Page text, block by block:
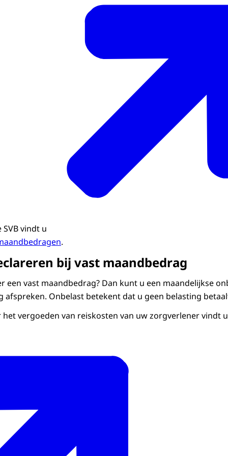
de uren naar de andere weken van de maand.
afgesproken? Dan vult u de kosten
van een declaratie kunt u deze altijd tussendoor
met de declaratie. Op die manier kunt u per dag of per
Dit ziet u op de startpagina onder de tegel 'Overzicht
u of alles klopt en maakt u zo nodig nog
Klopt alles? Met een vinkje geeft u aan dat de gegevens
declaratie ingediend. Mocht deze toch niet kloppen, kunt
is ingediend, krijgt de SVB van het portaal de
daarvoor op startpagina en dan op de tegel 'Overzicht
over het indienen van declaraties. Bent u klaar op het
uitloggen. Klik op de knop Uitloggen.
vindt u
.
bij vast maandbedrag
een vast maandbedrag? Dan kunt u een maandelijkse
afspreken. Onbelast betekent dat u geen belasting
vergoeden van reiskosten van uw zorgverlener vindt